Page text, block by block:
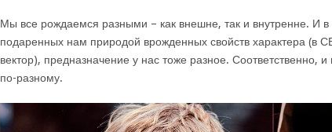
Мы все рождаемся разными – как внешне, так и внутренне. И
подаренных нам природой врожденных свойств характера (в
вектор), предназначение у нас тоже разное.
по-разному.